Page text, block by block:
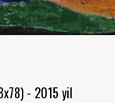
- 2015 yil